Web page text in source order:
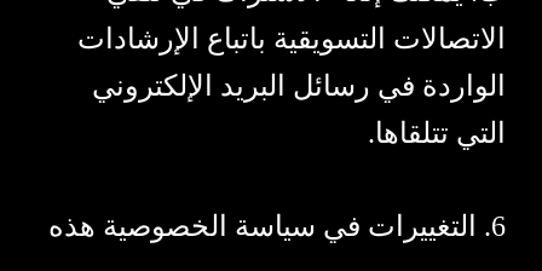
الاتصالات التسويقية باتباع الإرشادات
الواردة في رسائل البريد الإلكتروني
التي تتلقاها.
6. التغييرات في سياسة الخصوصية هذه